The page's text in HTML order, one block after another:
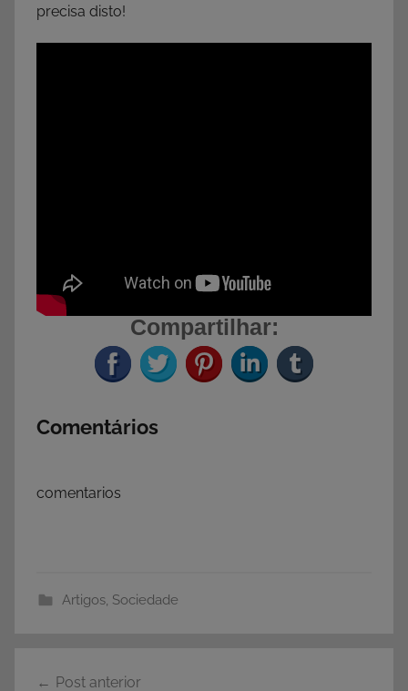
precisa disto!
Compartilhar:
Comentários
comentarios
Artigos, Sociedade
Post anterior